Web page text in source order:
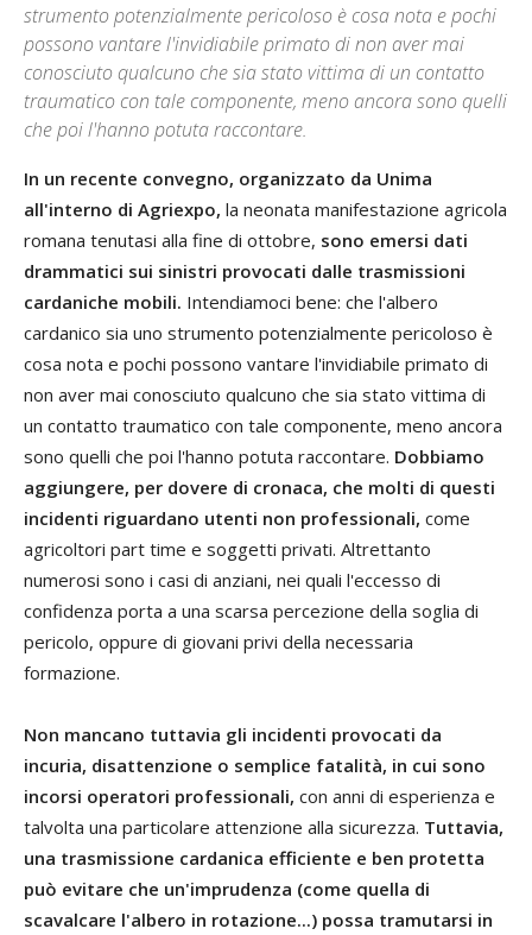
strumento potenzialmente pericoloso è cosa nota e pochi
possono vantare l'invidiabile primato di non aver mai
conosciuto qualcuno che sia stato vittima di un contatto
traumatico con tale componente, meno ancora sono quelli
che poi l'hanno potuta raccontare.
In un recente convegno, organizzato da Unima
all'interno di Agriexpo, la neonata manifestazione agricola
romana tenutasi alla fine di ottobre, sono emersi dati
drammatici sui sinistri provocati dalle trasmissioni
cardaniche mobili. Intendiamoci bene: che l'albero
cardanico sia uno strumento potenzialmente pericoloso è
cosa nota e pochi possono vantare l'invidiabile primato di
non aver mai conosciuto qualcuno che sia stato vittima di
un contatto traumatico con tale componente, meno ancora
sono quelli che poi l'hanno potuta raccontare. Dobbiamo
aggiungere, per dovere di cronaca, che molti di questi
incidenti riguardano utenti non professionali, come
agricoltori part time e soggetti privati. Altrettanto
numerosi sono i casi di anziani, nei quali l'eccesso di
confidenza porta a una scarsa percezione della soglia di
pericolo, oppure di giovani privi della necessaria
formazione.
Non mancano tuttavia gli incidenti provocati da
incuria, disattenzione o semplice fatalità, in cui sono
incorsi operatori professionali, con anni di esperienza e
talvolta una particolare attenzione alla sicurezza. Tuttavia,
una trasmissione cardanica efficiente e ben protetta
può evitare che un'imprudenza (come quella di
scavalcare l'albero in rotazione...) possa tramutarsi in